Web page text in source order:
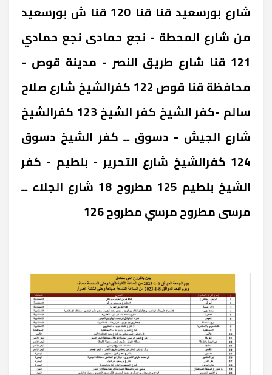
‎شارع بورسعيد قنا ‎قنا 120 ‎قنا ‎ش بورسعيد
من شارع المحطة - نجع حمادى ‎نجع حمادي
121 ‎قنا ‎شارع طريق النصر - مدينة قوص -
محافظة قنا ‎قوص 122 ‎كفرالشيخ ‎شارع صلاح
سالم -كفر الشيخ ‎كفر الشيخ 123 ‎كفرالشيخ
‎شارع الجيش - دسوق ــ كفر الشيخ ‎دسوق
124 ‎كفرالشيخ ‎شارع التحرير - بلطيم - كفر
الشيخ ‎بلطيم 125 ‎مطروح ‎18 شارع الجلاء ــ
مرسى مطروح ‎مرسي مطروح 126